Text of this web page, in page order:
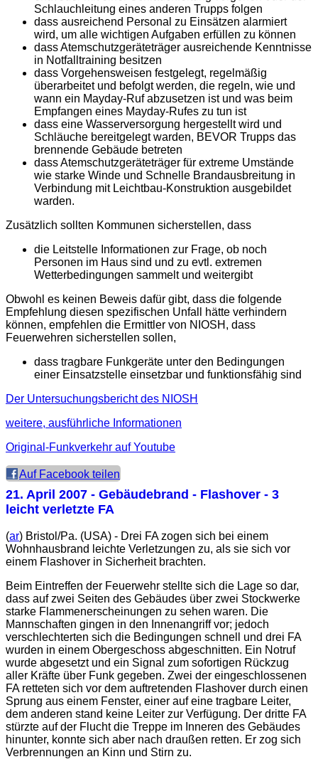
Schlauchleitung eines anderen Trupps folgen
dass ausreichend Personal zu Einsätzen alarmiert
wird, um alle wichtigen Aufgaben erfüllen zu können
dass Atemschutzgeräteträger ausreichende Kenntnisse
in Notfalltraining besitzen
dass Vorgehensweisen festgelegt, regelmäßig
überarbeitet und befolgt werden, die regeln, wie und
wann ein Mayday-Ruf abzusetzen ist und was beim
Empfangen eines Mayday-Rufes zu tun ist
dass eine Wasserversorgung hergestellt wird und
Schläuche bereitgelegt warden, BEVOR Trupps das
brennende Gebäude betreten
dass Atemschutzgeräteträger für extreme Umstände
wie starke Winde und Schnelle Brandausbreitung in
Verbindung mit Leichtbau-Konstruktion ausgebildet
warden.
Zusätzlich sollten Kommunen sicherstellen, dass
die Leitstelle Informationen zur Frage, ob noch
Personen im Haus sind und zu evtl. extremen
Wetterbedingungen sammelt und weitergibt
Obwohl es keinen Beweis dafür gibt, dass die folgende
Empfehlung diesen spezifischen Unfall hätte verhindern
können, empfehlen die Ermittler von NIOSH, dass
Feuerwehren sicherstellen sollen,
dass tragbare Funkgeräte unter den Bedingungen
einer Einsatzstelle einsetzbar und funktionsfähig sind
Der Untersuchungsbericht des NIOSH
weitere, ausführliche Informationen
Original-Funkverkehr auf Youtube
Auf Facebook teilen
21. April 2007 - Gebäudebrand - Flashover - 3
leicht verletzte FA
(ar) Bristol/Pa. (USA) - Drei FA zogen sich bei einem
Wohnhausbrand leichte Verletzungen zu, als sie sich vor
einem Flashover in Sicherheit brachten.
Beim Eintreffen der Feuerwehr stellte sich die Lage so dar,
dass auf zwei Seiten des Gebäudes über zwei Stockwerke
starke Flammenerscheinungen zu sehen waren. Die
Mannschaften gingen in den Innenangriff vor; jedoch
verschlechterten sich die Bedingungen schnell und drei FA
wurden in einem Obergeschoss abgeschnitten. Ein Notruf
wurde abgesetzt und ein Signal zum sofortigen Rückzug
aller Kräfte über Funk gegeben. Zwei der eingeschlossenen
FA retteten sich vor dem auftretenden Flashover durch einen
Sprung aus einem Fenster, einer auf eine tragbare Leiter,
dem anderen stand keine Leiter zur Verfügung. Der dritte FA
stürzte auf der Flucht die Treppe im Inneren des Gebäudes
hinunter, konnte sich aber nach draußen retten. Er zog sich
Verbrennungen an Kinn und Stirn zu.